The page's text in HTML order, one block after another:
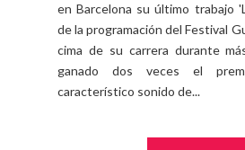
en Barcelona su último trabajo
de la programación del Festival
cima de su carrera durante
ganado dos veces el
característico sonido de...